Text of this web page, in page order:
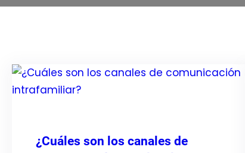
¿Cuáles son los canales de